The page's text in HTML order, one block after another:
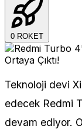
0 ROKET
Teknoloji devi
edecek Redmi
devam ediyor.